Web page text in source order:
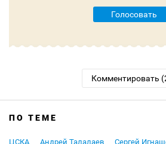
Голосовать
Комментировать
ПО ТЕМЕ
ЦСКА Андрей Талалаев Сергей